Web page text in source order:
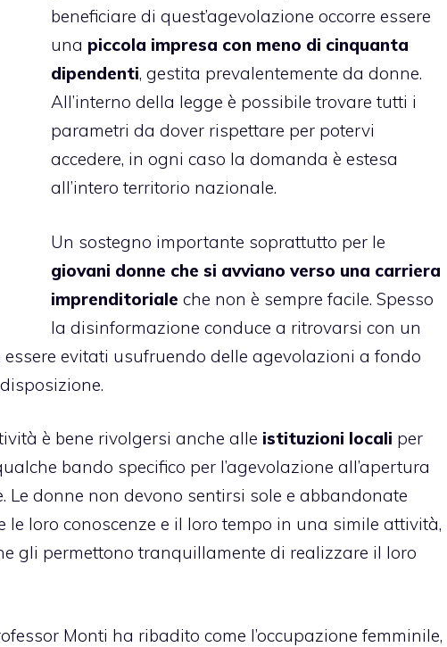
beneficiare di quest’agevolazione occorre essere
una piccola impresa con meno di cinquanta
dipendenti, gestita prevalentemente da donne.
All’interno della legge è possibile trovare tutti i
parametri da dover rispettare per potervi
accedere, in ogni caso la domanda è estesa
all’intero territorio nazionale.
Un sostegno importante soprattutto per le
giovani donne che si avviano verso una carriera
imprenditoriale che non è sempre facile. Spesso
la disinformazione conduce a ritrovarsi con un
evitati usufruendo delle agevolazioni a fondo
è bene rivolgersi anche alle istituzioni locali per
bando specifico per l’agevolazione all’apertura
donne non devono sentirsi sole e abbandonate
loro conoscenze e il loro tempo in una simile attività,
gli permettono tranquillamente di realizzare il loro
Monti ha ribadito come l’occupazione femminile,